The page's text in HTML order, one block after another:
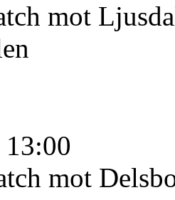
mot
mot